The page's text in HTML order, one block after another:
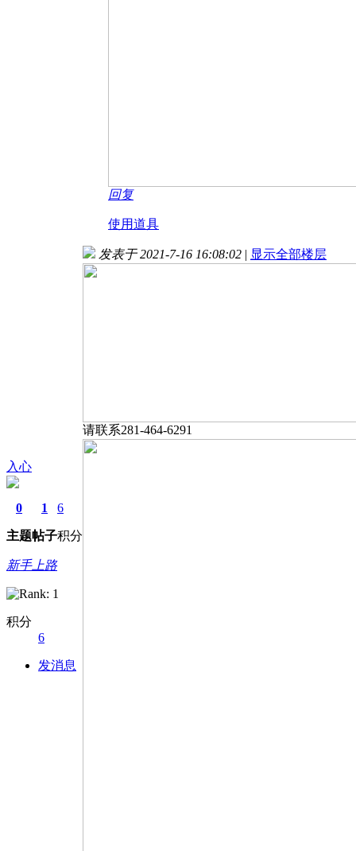
回复
使用道具
入心
0
主题
1
帖子
6
积分
新手上路
积分
6
发消息
发表于 2021-7-16 16:08:02 | 显示全部楼层
请联系281-464-6291